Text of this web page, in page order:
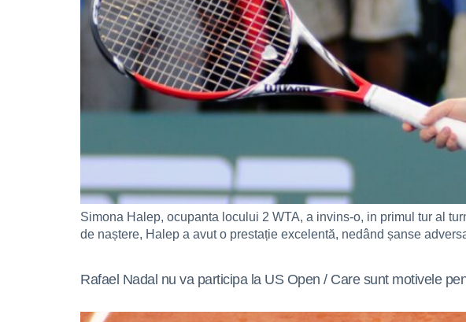
Simona Halep, ocupanta locului 2 WTA, a invins-o, in primul tur al
de naștere, Halep a avut o prestație excelentă, nedând șanse
Rafael Nadal nu va participa la US Open / Care sunt motivele